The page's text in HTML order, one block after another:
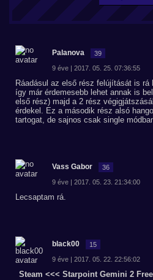
Palanova 39
9 éve | 2017. 05. 25. 07:36:55
Ráadásul az első rész felújítását is rá
így már érdemesebb lehet annak is
első rész) majd a 2 rész
érdekel. Ez a második rész alsó
tartogat, de sajnos csak single
Vass Gabor 36
9 éve | 2017. 05. 23. 21:34:00
Lecsaptam rá.
black00 15
9 éve | 2017. 05. 22. 22:56:02
Steam <<< Starpoint Gemini 2